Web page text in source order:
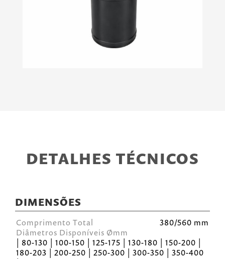
DETALHES TÉCNICOS
DIMENSÕES
Comprimento Total
380/560 mm
Diâmetros Disponíveis Ømm
| 80-130 | 100-150 | 125-175 | 130-180 | 150-200 |
180-203 | 200-250 | 250-300 | 300-350 | 350-400